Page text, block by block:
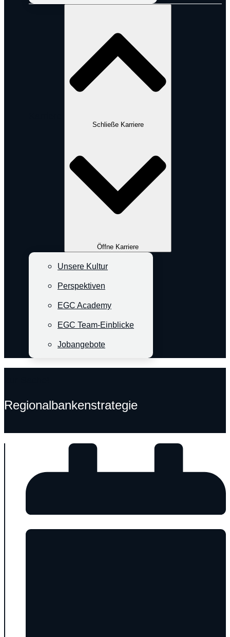
Schließe Karriere
Öffne Karriere
Unsere Kultur
Perspektiven
EGC Academy
EGC Team-Einblicke
Jobangebote
Regionalbankenstrategie